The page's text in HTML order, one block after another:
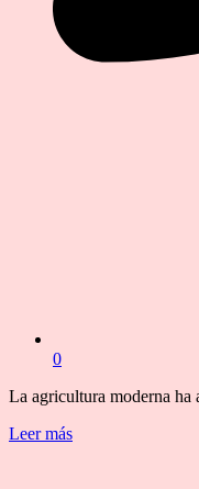
0
La agricultura moderna ha
Leer más